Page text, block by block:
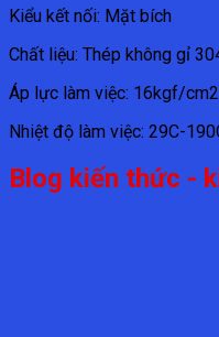
Kiểu kết nối: Mặt bích
Chất liệu: Thép không gỉ
Áp lực làm việc: 16kgf/cm2
Nhiệt độ làm việc: 29C-
Blog kiến thức -